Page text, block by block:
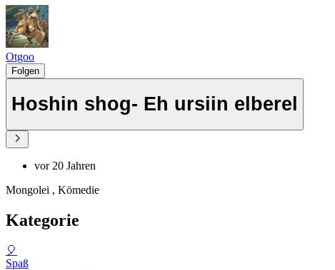
Otgoo
Folgen
Hoshin shog- Eh ursiin elberel
vor 20 Jahren
Mongolei , Kömedie
Kategorie
🎈
Spaß